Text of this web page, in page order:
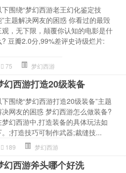
下围绕“梦幻西游老王幻化鉴定技
”主题解决网友的困惑 你看过的最毁
观，无下限，颠覆你认知的电影是什
? 豆瓣2.0分,99%差评史诗级烂片:
75 梦幻西游
幻西游打造20级装备
下围绕“梦幻西游打造20级装备”主题
决网友的困惑 梦幻西游怎么做装备?
梦幻西游中,打造装备的具体玩法如
。;打造技巧可制作武器;裁缝技...
189 梦幻西游
幻西游斧头哪个好洗